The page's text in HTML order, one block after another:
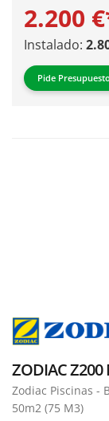
2.200
Instalado:
Pide
ZODIAC Z200
Zodiac Piscinas -
50m2 (75 M3)